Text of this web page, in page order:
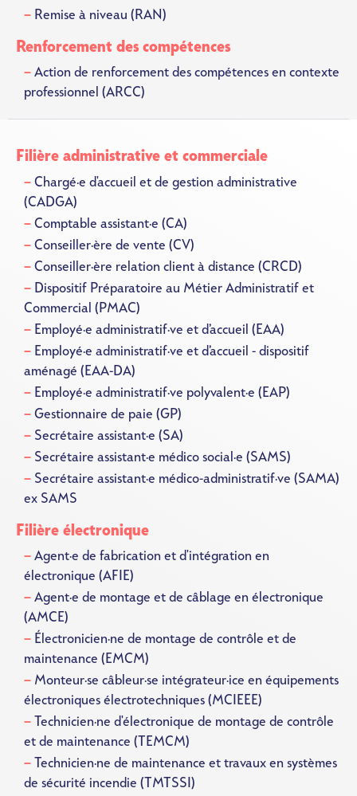
Remise à niveau (RAN)
Renforcement des compétences
Action de renforcement des compétences en contexte
professionnel (ARCC)
Filière administrative et commerciale
Chargé·e d'accueil et de gestion administrative
(CADGA)
Comptable assistant·e (CA)
Conseiller·ère de vente (CV)
Conseiller·ère relation client à distance (CRCD)
Dispositif Préparatoire au Métier Administratif et
Commercial (PMAC)
Employé·e administratif·ve et d’accueil (EAA)
Employé·e administratif·ve et d’accueil - dispositif
aménagé (EAA-DA)
Employé·e administratif·ve polyvalent·e (EAP)
Gestionnaire de paie (GP)
Secrétaire assistant·e (SA)
Secrétaire assistant·e médico social·e (SAMS)
Secrétaire assistant·e médico-administratif·ve (SAMA)
ex SAMS
Filière électronique
Agent·e de fabrication et d'intégration en
électronique (AFIE)
Agent·e de montage et de câblage en électronique
(AMCE)
Électronicien·ne de montage de contrôle et de
maintenance (EMCM)
Monteur·se câbleur·se intégrateur·ice en équipements
électroniques électrotechniques (MCIEEE)
Technicien·ne d'électronique de montage de contrôle
et de maintenance (TEMCM)
Technicien·ne de maintenance et travaux en systèmes
de sécurité incendie (TMTSSI)